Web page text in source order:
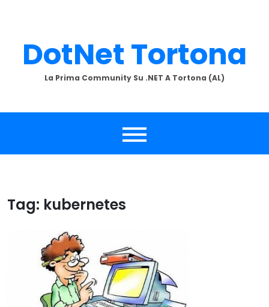
DotNet Tortona
La Prima Community Su .NET A Tortona (AL)
Tag: kubernetes